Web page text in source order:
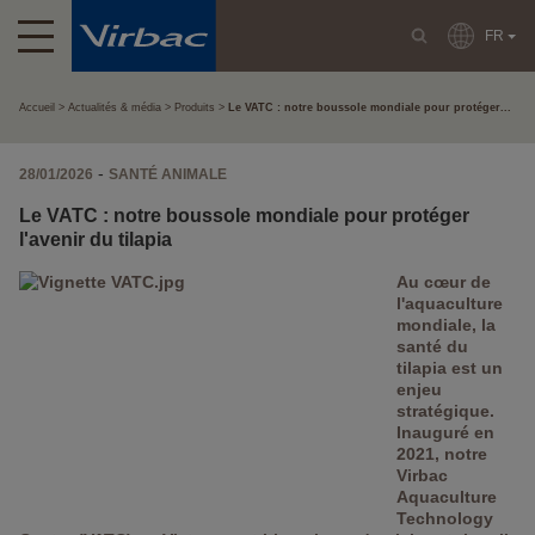
FR
Accueil Actualités & média Produits Le VATC : notre boussole mondiale pour protéger...
28/01/2026 - SANTÉ ANIMALE
Le VATC : notre boussole mondiale pour protéger
l'avenir du tilapia
Au cœur de
l'aquaculture
mondiale, la
santé du
tilapia est un
enjeu
stratégique.
Inauguré en
2021, notre
Virbac
Aquaculture
Technology